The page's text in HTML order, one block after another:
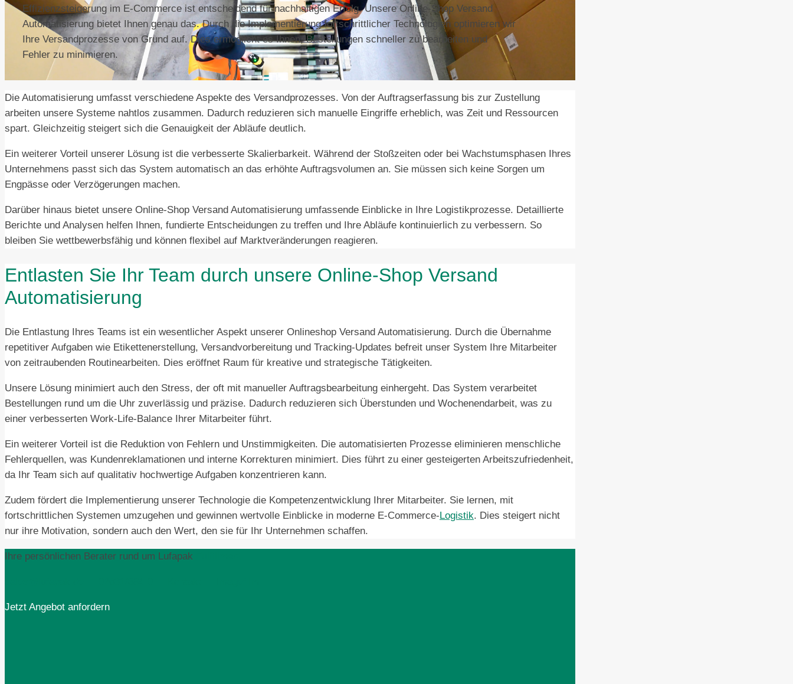
Effizienzsteigerung im E-Commerce ist entscheidend für nachhaltigen Erfolg. Unsere Online-Shop Versand
Automatisierung bietet Ihnen genau das. Durch die Implementierung fortschrittlicher Technologien optimieren wir
Ihre Versandprozesse von Grund auf. Dies ermöglicht es Ihnen, Bestellungen schneller zu bearbeiten und
Fehler zu minimieren.
Die Automatisierung umfasst verschiedene Aspekte des Versandprozesses. Von der Auftragserfassung bis zur Zustellung
arbeiten unsere Systeme nahtlos zusammen. Dadurch reduzieren sich manuelle Eingriffe erheblich, was Zeit und Ressourcen
spart. Gleichzeitig steigert sich die Genauigkeit der Abläufe deutlich.
Ein weiterer Vorteil unserer Lösung ist die verbesserte Skalierbarkeit. Während der Stoßzeiten oder bei Wachstumsphasen Ihres
Unternehmens passt sich das System automatisch an das erhöhte Auftragsvolumen an. Sie müssen sich keine Sorgen um
Engpässe oder Verzögerungen machen.
Darüber hinaus bietet unsere Online-Shop Versand Automatisierung umfassende Einblicke in Ihre Logistikprozesse. Detaillierte
Berichte und Analysen helfen Ihnen, fundierte Entscheidungen zu treffen und Ihre Abläufe kontinuierlich zu verbessern. So
bleiben Sie wettbewerbsfähig und können flexibel auf Marktveränderungen reagieren.
Entlasten Sie Ihr Team durch unsere Online-Shop Versand
Automatisierung
Die Entlastung Ihres Teams ist ein wesentlicher Aspekt unserer Onlineshop Versand Automatisierung. Durch die Übernahme
repetitiver Aufgaben wie Etikettenerstellung, Versandvorbereitung und Tracking-Updates befreit unser System Ihre Mitarbeiter
von zeitraubenden Routinearbeiten. Dies eröffnet Raum für kreative und strategische Tätigkeiten.
Unsere Lösung minimiert auch den Stress, der oft mit manueller Auftragsbearbeitung einhergeht. Das System verarbeitet
Bestellungen rund um die Uhr zuverlässig und präzise. Dadurch reduzieren sich Überstunden und Wochenendarbeit, was zu
einer verbesserten Work-Life-Balance Ihrer Mitarbeiter führt.
Ein weiterer Vorteil ist die Reduktion von Fehlern und Unstimmigkeiten. Die automatisierten Prozesse eliminieren menschliche
Fehlerquellen, was Kundenreklamationen und interne Korrekturen minimiert. Dies führt zu einer gesteigerten Arbeitszufriedenheit,
da Ihr Team sich auf qualitativ hochwertige Aufgaben konzentrieren kann.
Zudem fördert die Implementierung unserer Technologie die Kompetenzentwicklung Ihrer Mitarbeiter. Sie lernen, mit
fortschrittlichen Systemen umzugehen und gewinnen wertvolle Einblicke in moderne E-Commerce-Logistik. Dies steigert nicht
nur ihre Motivation, sondern auch den Wert, den sie für Ihr Unternehmen schaffen.
Ihre persönlichen Berater rund um Lufapak
Jetzt Angebot anfordern